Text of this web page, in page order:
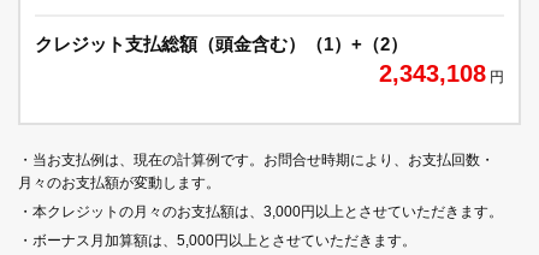
クレジット支払総額（頭金含む）（1）+（2）
2,343,108 円
・当お支払例は、現在の計算例です。お問合せ時期により、お支払回数・
月々のお支払額が変動します。
・本クレジットの月々のお支払額は、3,000円以上とさせていただきます。
・ボーナス月加算額は、5,000円以上とさせていただきます。